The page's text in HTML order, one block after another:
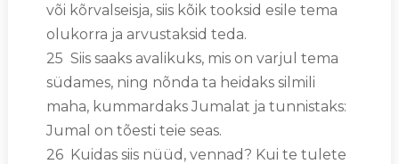
või kõrvalseisja, siis kõik tooksid esile tema
olukorra ja arvustaksid teda.
25 Siis saaks avalikuks, mis on varjul tema
südames, ning nõnda ta heidaks silmili
maha, kummardaks Jumalat ja tunnistaks:
Jumal on tõesti teie seas.
26 Kuidas siis nüüd, vennad? Kui te tulete